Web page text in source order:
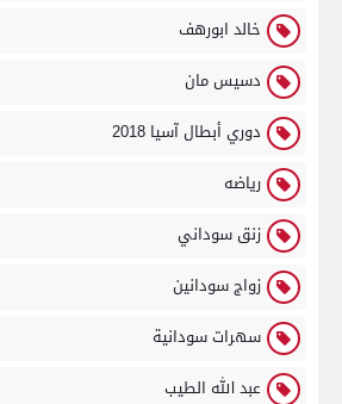
خالد ابورهف
دسيس مان
دوري أبطال آسيا 2018
رياضه
زنق سوداني
زواج سودانين
سهرات سودانية
عبد الله الطيب